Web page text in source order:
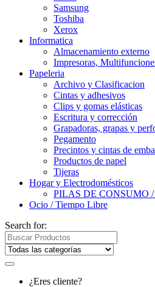
Samsung
Toshiba
Xerox
Informatica
Almacenamiento externo
Impresoras,
Papeleria
Archivo y Clasificacion
Cintas y adhesivos
Clips y gomas elásticas
Escritura y corrección
Grapadoras, grapas y
Pegamento
Precintos y cintas de
Productos de papel
Tijeras
Hogar y Electrodomésticos
PILAS DE CONSUMO
Ocio / Tiempo Libre
Search for:
¿Eres cliente?